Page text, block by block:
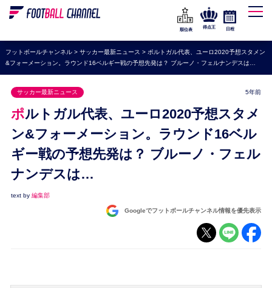
WEリーグ
海外サッカー
プレミアリーグ
ラ・リーガ
セリエA
ブンデスリーガ
UEFA
ナショナルチーム
高校サッカー
順位表
得点王 日程
フットボールチャンネル> サッカー最新ニュース > ポルトガル代表、ユーロ2020予想スタメン
&フォーメーション。ラウンド16ベルギー戦の予想先発は？ ブルーノ・フェルナンデスは…
サッカー最新ニュース 5年前
ポルトガル代表、ユーロ2020予想スタメ
ン&フォーメーション。ラウンド16ベル
ギー戦の予想先発は？ ブルーノ・フェル
ナンデスは…
text by 編集部
Googleでフットボールチャンネル情報を優先表示